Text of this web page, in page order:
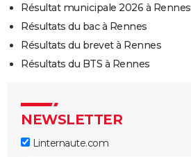
Résultat municipale 2026 à Rennes
Résultats du bac à Rennes
Résultats du brevet à Rennes
Résultats du BTS à Rennes
NEWSLETTER
Linternaute.com